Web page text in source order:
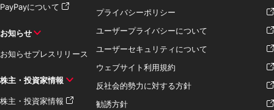
PayPayについて
お知らせ
お知らせプレスリリース
株主・投資家情報
株主・投資家情報
プライバシーポリシー
ユーザープライバシーについて
ユーザーセキュリティについて
ウェブサイト利用規約
反社会的勢力に対する方針
勧誘方針